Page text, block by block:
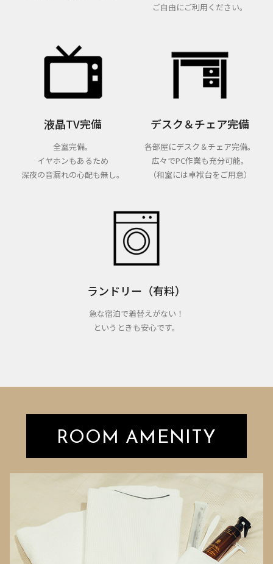
ご自由にご利用ください。
液晶TV完備
全室完備。
イヤホンもあるため
深夜の音漏れの心配も無し。
デスク＆チェア完備
各部屋にデスク＆チェア完備。
広々でPC作業も充分可能。
（和室には卓袱台をご用意）
ランドリー（有料）
急な宿泊で着替えがない！
というときも安心です。
ROOM AMENITY